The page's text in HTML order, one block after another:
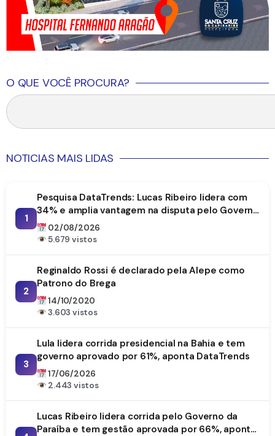
O QUE VOCÊ PROCURA?
NOTICIAS MAIS LIDAS
1
Pesquisa DataTrends: Lucas Ribeiro lidera com
34% e amplia vantagem na disputa pelo Governo
da Paraíba
02/08/2026
5.679 vistos
2
Reginaldo Rossi é declarado pela Alepe como
Patrono do Brega
14/10/2020
3.603 vistos
3
Lula lidera corrida presidencial na Bahia e tem
governo aprovado por 61%, aponta DataTrends
17/06/2026
2.443 vistos
Lucas Ribeiro lidera corrida pelo Governo da
Paraíba e tem gestão aprovada por 66%, aponta